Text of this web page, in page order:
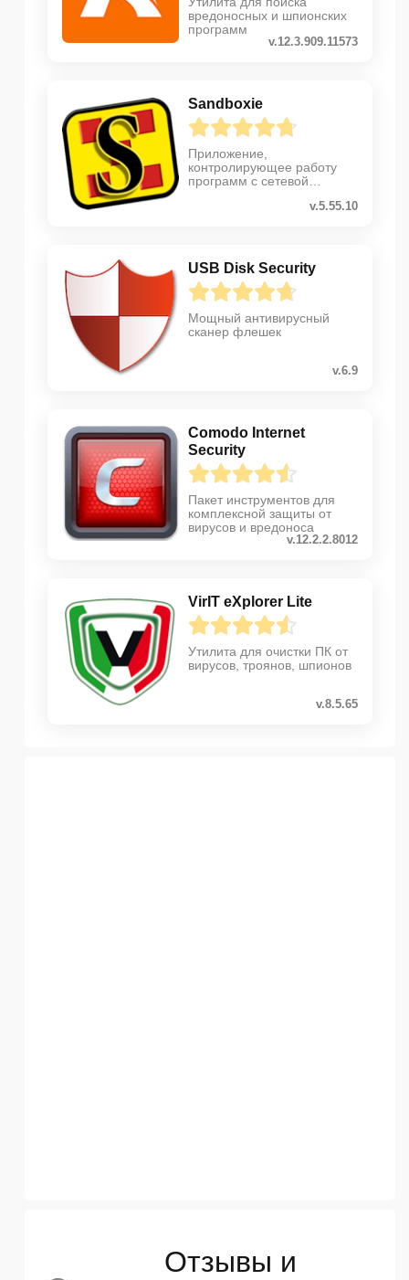
вредоносных и шпионских
программ
v.12.3.909.11573
Sandboxie
Приложение,
контролирующее работу
программ с сетевой
v.5.55.10
USB Disk Security
Мощный антивирусный
сканер флешек
v.6.9
Comodo Internet
Security
Пакет инструментов для
комплексной защиты от
вирусов и вредоноса
v.12.2.2.8012
VirIT eXplorer Lite
Утилита для очистки ПК от
вирусов, троянов, шпионов
v.8.5.65
Отзывы и